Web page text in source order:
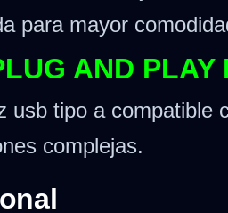
para mayor
AND
usb tipo a compatible
complejas.